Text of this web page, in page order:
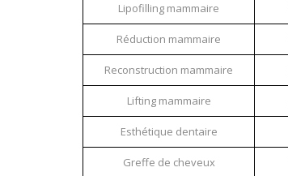
Lipofilling mammaire
Réduction mammaire
Reconstruction mammaire
Lifting mammaire
Esthétique dentaire
Greffe de cheveux